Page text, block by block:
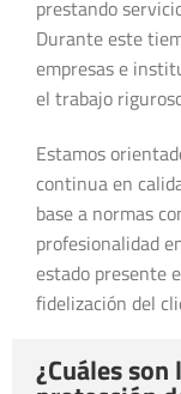
prestando
Durante este
empresas e
el trabajo
Estamos
continua en
base a normas
profesionalidad
estado presente
fidelización del
¿Cuáles